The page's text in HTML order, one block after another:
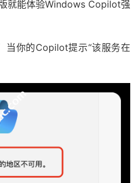
就能体验Windows Copilot强
当你的Copilot提示“该服务在